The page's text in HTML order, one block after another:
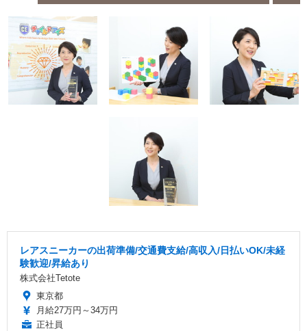
レアスニーカーの出荷準備/交通費支給/高収入/日払いOK/未経
験歓迎/昇給あり
株式会社Tetote
東京都
月給27万円～34万円
正社員